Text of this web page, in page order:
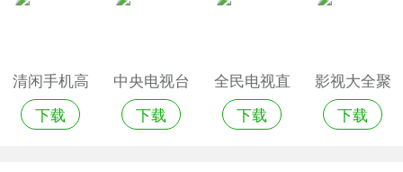
清闲手机高
清电视直播
下载
中央电视台
直播客户端
下载
全民电视直
播
下载
影视大全聚
视版
下载